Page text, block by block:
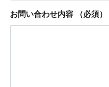
お問い合わせ内容 （必須）